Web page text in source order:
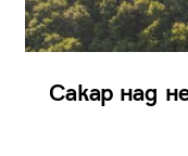
Сакар над